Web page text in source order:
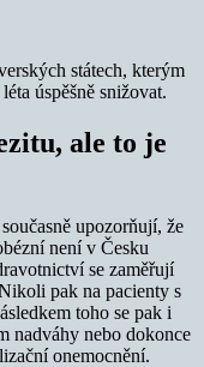
státech, kterým
úspěšně snižovat.
ale to je
upozorňují, že
není v Česku
se zaměřují
pak na pacienty s
toho se pak i
nadváhy nebo dokonce
onemocnění.